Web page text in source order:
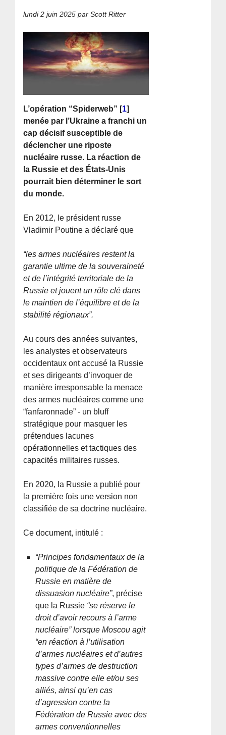
lundi 2 juin 2025 par Scott Ritter
L’opération “Spiderweb” [1]
menée par l’Ukraine a franchi un
cap décisif susceptible de
déclencher une riposte
nucléaire russe. La réaction de
la Russie et des États-Unis
pourrait bien déterminer le sort
du monde.
En 2012, le président russe
Vladimir Poutine a déclaré que
“les armes nucléaires restent la
garantie ultime de la souveraineté
et de l’intégrité territoriale de la
Russie et jouent un rôle clé dans
le maintien de l’équilibre et de la
stabilité régionaux”.
Au cours des années suivantes,
les analystes et observateurs
occidentaux ont accusé la Russie
et ses dirigeants d’invoquer de
manière irresponsable la menace
des armes nucléaires comme une
“fanfaronnade” - un bluff
stratégique pour masquer les
prétendues lacunes
opérationnelles et tactiques des
capacités militaires russes.
En 2020, la Russie a publié pour
la première fois une version non
classifiée de sa doctrine nucléaire.
Ce document, intitulé :
“Principes fondamentaux de la
politique de la Fédération de
Russie en matière de
dissuasion nucléaire”, précise
que la Russie “se réserve le
droit d’avoir recours à l’arme
nucléaire” lorsque Moscou agit
“en réaction à l’utilisation
d’armes nucléaires et d’autres
types d’armes de destruction
massive contre elle et/ou ses
alliés, ainsi qu’en cas
d’agression contre la
Fédération de Russie avec des
armes conventionnelles